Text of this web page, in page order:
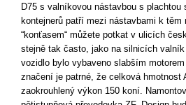
D75 s valníkovou nástavbou s
kontejnerů patří mezi nástavbami k
“konťasem“ můžete potkat v ulicích
stejně tak často, jako na silnicích
vozidlo bylo vybaveno slabším
značení je patrné, že celková hmotnost
zaokrouhlený výkon 150 koní.